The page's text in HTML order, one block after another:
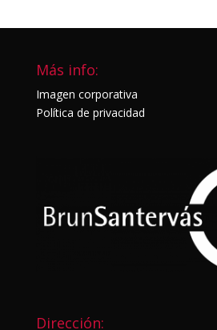
Más info:
Imagen corporativa
Política de privacidad
Dirección: